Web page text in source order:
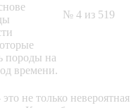
породы на
времени.
№ 4 из 519
не только невероятная